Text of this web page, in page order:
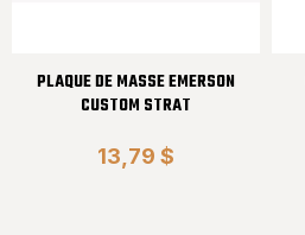
PLAQUE DE MASSE EMERSON
CUSTOM STRAT
13,79 $